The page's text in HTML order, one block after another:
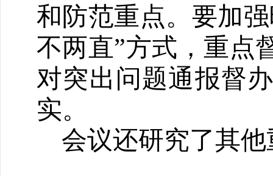
和防范重点。要加
不两直”方式，重点
对突出问题通报督
实。
会议还研究了其